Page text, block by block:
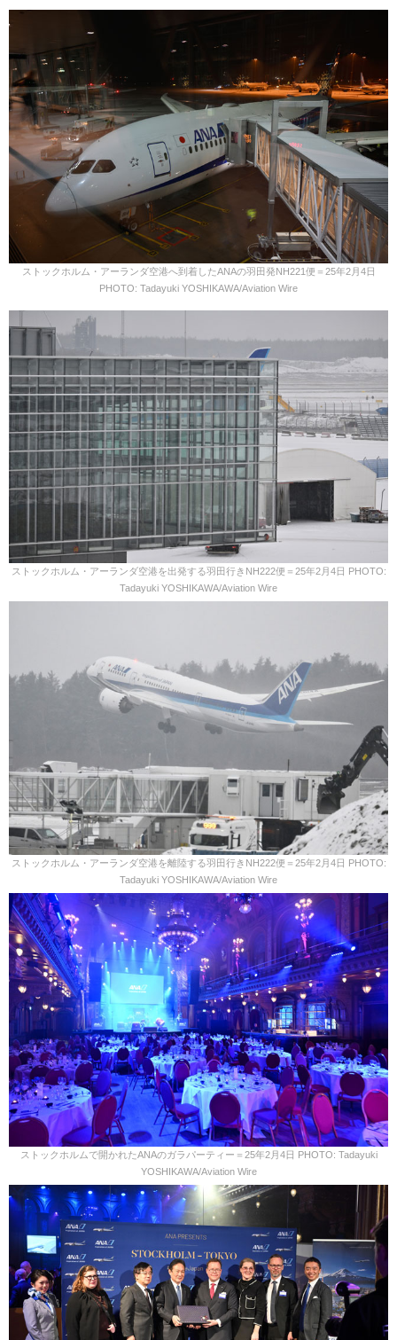
ストックホルム・アーランダ空港へ到着したANAの羽田発NH221便＝25年2月4日
PHOTO: Tadayuki YOSHIKAWA/Aviation Wire
ストックホルム・アーランダ空港を出発する羽田行きNH222便＝25年2月4日 PHOTO:
Tadayuki YOSHIKAWA/Aviation Wire
ストックホルム・アーランダ空港を離陸する羽田行きNH222便＝25年2月4日 PHOTO:
Tadayuki YOSHIKAWA/Aviation Wire
ストックホルムで開かれたANAのガラパーティー＝25年2月4日 PHOTO: Tadayuki
YOSHIKAWA/Aviation Wire